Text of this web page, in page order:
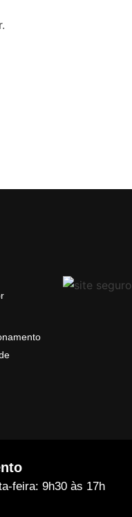
feira: 9h30 às 17h